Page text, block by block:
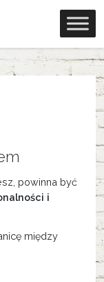
powinna być
i
między